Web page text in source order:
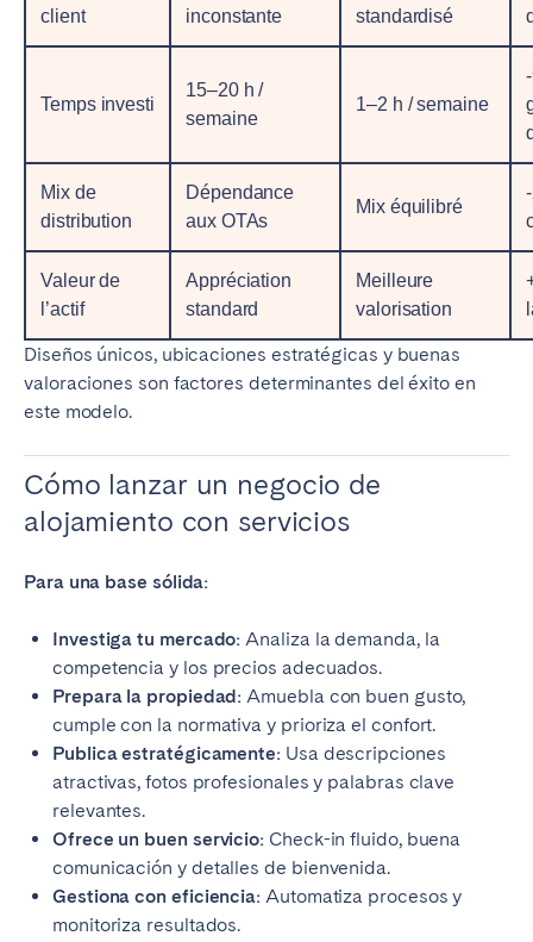
client
inconstante
standardisé
Temps investi
15–20 h /
semaine
1–2 h / semaine
Mix de
distribution
Dépendance
aux OTAs
Mix équilibré
Valeur de
l’actif
Appréciation
standard
Meilleure
valorisation
Diseños únicos, ubicaciones estratégicas y buenas
valoraciones son factores determinantes del éxito en
este modelo.
Cómo lanzar un negocio de
alojamiento con servicios
Para una base sólida:
Investiga tu mercado: Analiza la demanda, la
competencia y los precios adecuados.
Prepara la propiedad: Amuebla con buen gusto,
cumple con la normativa y prioriza el confort.
Publica estratégicamente: Usa descripciones
atractivas, fotos profesionales y palabras clave
relevantes.
Ofrece un buen servicio: Check-in fluido, buena
comunicación y detalles de bienvenida.
Gestiona con eficiencia: Automatiza procesos y
monitoriza resultados.